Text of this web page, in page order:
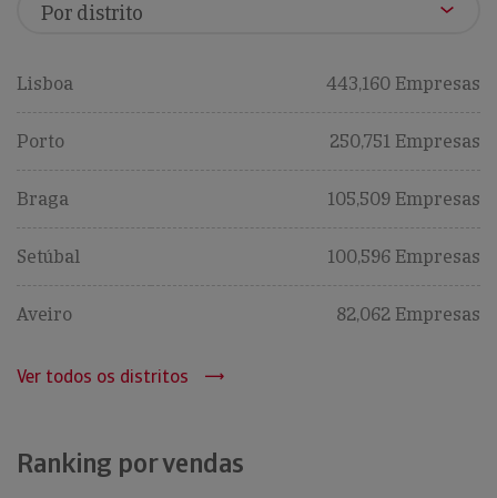
Lisboa 443,160 Empresas
Porto 250,751 Empresas
Braga 105,509 Empresas
Setúbal 100,596 Empresas
Aveiro 82,062 Empresas
Ver todos os distritos
Ranking por vendas